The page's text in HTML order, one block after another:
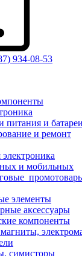
934-08-53
питания и батареи
и ремонт
и мобильных
элементы
аксессуары
компоненты
симисторы